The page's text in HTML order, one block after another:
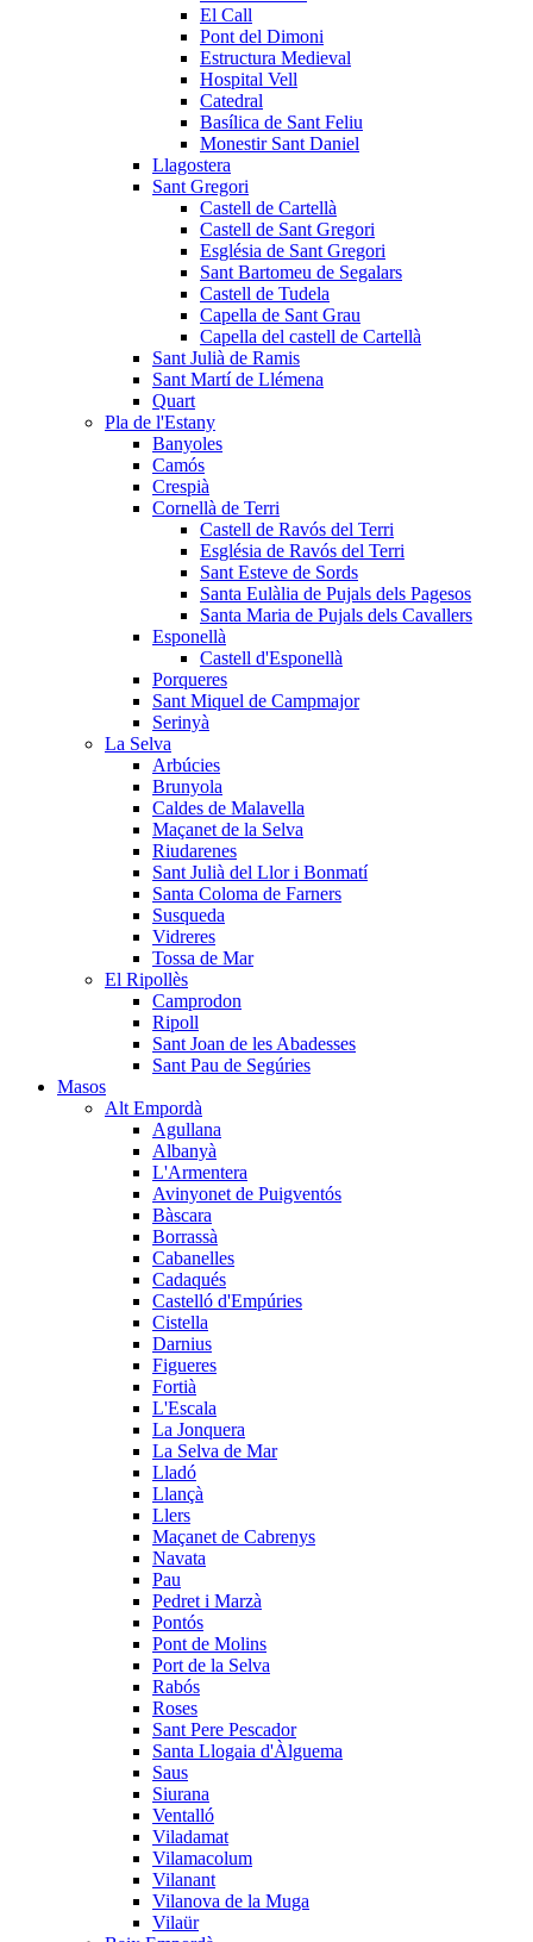
El Call
Pont del Dimoni
Estructura Medieval
Hospital Vell
Catedral
Basílica de Sant Feliu
Monestir Sant Daniel
Llagostera
Sant Gregori
Castell de Cartellà
Castell de Sant Gregori
Església de Sant Gregori
Sant Bartomeu de Segalars
Castell de Tudela
Capella de Sant Grau
Capella del castell de Cartellà
Sant Julià de Ramis
Sant Martí de Llémena
Quart
Pla de l'Estany
Banyoles
Camós
Crespià
Cornellà de Terri
Castell de Ravós del Terri
Església de Ravós del Terri
Sant Esteve de Sords
Santa Eulàlia de Pujals dels Pagesos
Santa Maria de Pujals dels Cavallers
Esponellà
Castell d'Esponellà
Porqueres
Sant Miquel de Campmajor
Serinyà
La Selva
Arbúcies
Brunyola
Caldes de Malavella
Maçanet de la Selva
Riudarenes
Sant Julià del Llor i Bonmatí
Santa Coloma de Farners
Susqueda
Vidreres
Tossa de Mar
El Ripollès
Camprodon
Ripoll
Sant Joan de les Abadesses
Sant Pau de Segúries
Masos
Alt Empordà
Agullana
Albanyà
L'Armentera
Avinyonet de Puigventós
Bàscara
Borrassà
Cabanelles
Cadaqués
Castelló d'Empúries
Cistella
Darnius
Figueres
Fortià
L'Escala
La Jonquera
La Selva de Mar
Lladó
Llançà
Llers
Maçanet de Cabrenys
Navata
Pau
Pedret i Marzà
Pontós
Pont de Molins
Port de la Selva
Rabós
Roses
Sant Pere Pescador
Santa Llogaia d'Àlguema
Saus
Siurana
Ventalló
Viladamat
Vilamacolum
Vilanant
Vilanova de la Muga
Vilaür